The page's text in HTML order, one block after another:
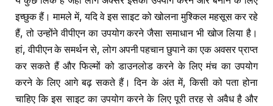
इच्छुक हैं। मामले में, यदि वे इस साइट को खोलना मुश्किल महसूस कर रहे
हैं, तो उन्होंने वीपीएन का उपयोग करने जैसा समाधान भी खोज लिया है।
हां, वीपीएन के समर्थन से, लोग अपनी पहचान छुपाने का एक अवसर प्राप्त
कर सकते हैं और फिल्मों को डाउनलोड करने के लिए मंच का उपयोग
करने के लिए आगे बढ़ सकते हैं। दिन के अंत में, किसी को पता होना
चाहिए कि इस साइट का उपयोग करने के लिए पूरी तरह से अवैध है और